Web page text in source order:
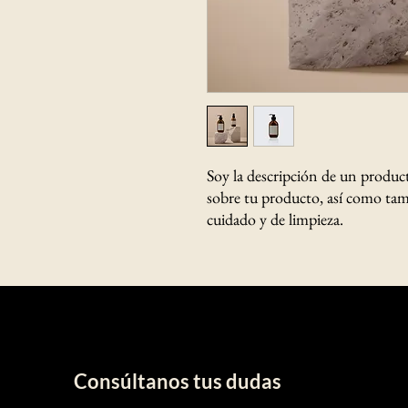
Soy la descripción de un
sobre tu producto, así como
cuidado y de limpieza.
Consúltanos tus dudas